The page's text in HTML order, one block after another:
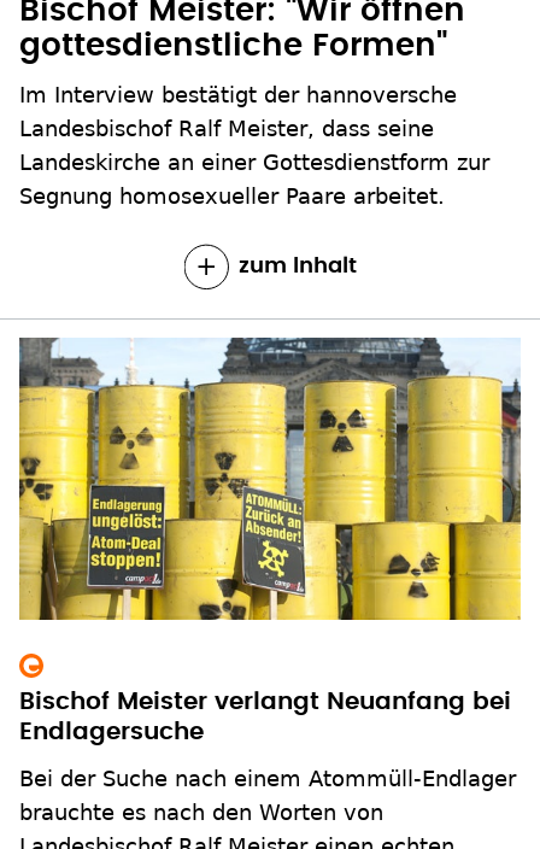
Bischof Meister: "Wir öffnen
gottesdienstliche Formen"
Im Interview bestätigt der hannoversche
Landesbischof Ralf Meister, dass seine
Landeskirche an einer Gottesdienstform zur
Segnung homosexueller Paare arbeitet.
zum Inhalt
Bischof Meister verlangt Neuanfang bei
Endlagersuche
Bei der Suche nach einem Atommüll-Endlager
brauchte es nach den Worten von